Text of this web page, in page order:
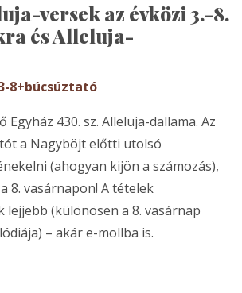
versek az évközi 3.-8.
és Alleluja-
8+búcsúztató
Egyház 430. sz. Alleluja-dallama. Az
a Nagyböjt előtti utolsó
(ahogyan kijön a számozás),
8. vasárnapon! A tételek
(különösen a 8. vasárnap
– akár e-mollba is.